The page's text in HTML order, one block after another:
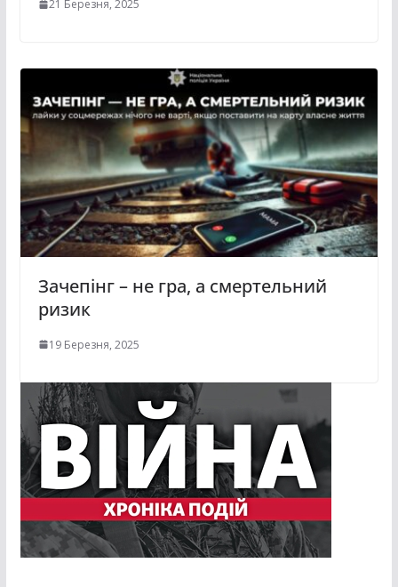
21 Березня, 2025
Зачепінг – не гра, а смертельний
ризик
19 Березня, 2025